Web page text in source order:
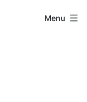
Menu